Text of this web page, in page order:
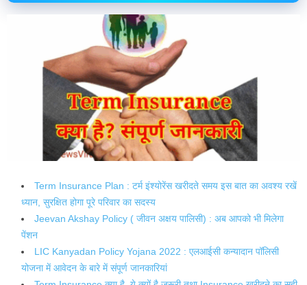
Term Insurance Plan : टर्म इंश्योरेंस खरीदते समय इस बात का अवश्य रखें
ध्यान, सुरक्षित होगा पूरे परिवार का सदस्य
Jeevan Akshay Policy ( जीवन अक्षय पालिसी) : अब आपको भी मिलेगा
पेंशन
LIC Kanyadan Policy Yojana 2022 : एलआईसी कन्यादान पॉलिसी
योजना में आवेदन के बारे में संपूर्ण जानकारियां